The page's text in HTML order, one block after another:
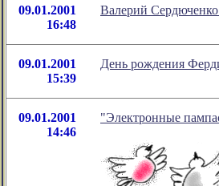
09.01.2001
16:48
Валерий
09.01.2001
15:39
День рождения
09.01.2001
14:46
"Электронные